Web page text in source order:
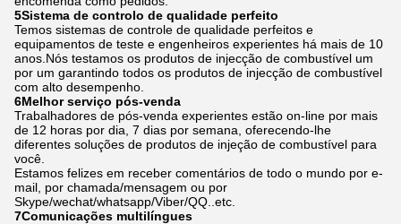
5Sistema de controlo de qualidade perfeito
Temos sistemas de controle de qualidade perfeitos e
equipamentos de teste e engenheiros experientes há mais de 10
anos.Nós testamos os produtos de injecção de combustível um
por um garantindo todos os produtos de injecção de combustível
com alto desempenho.
6Melhor serviço pós-venda
Trabalhadores de pós-venda experientes estão on-line por mais
de 12 horas por dia, 7 dias por semana, oferecendo-lhe
diferentes soluções de produtos de injeção de combustível para
você.
Estamos felizes em receber comentários de todo o mundo por e-
mail, por chamada/mensagem ou por
Skype/wechat/whatsapp/Viber/QQ..etc.
7Comunicações multilíngues